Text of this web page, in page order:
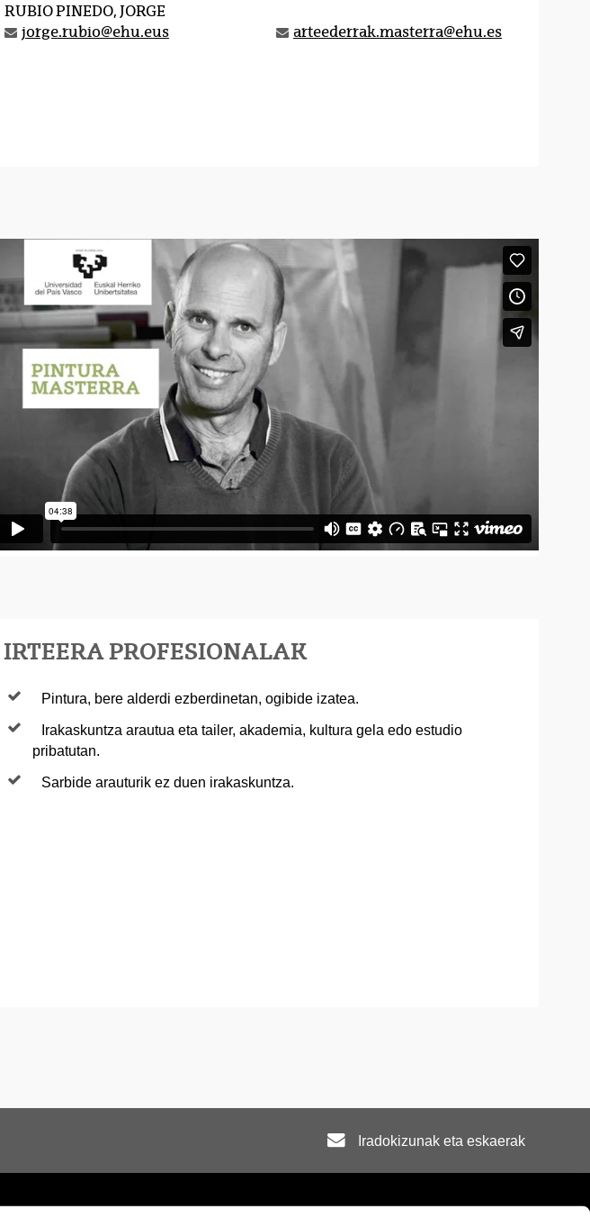
RUBIO PINEDO, JORGE
jorge.rubio@ehu.eus
arteederrak.masterra@ehu.es
IRTEERA PROFESIONALAK
Pintura, bere alderdi ezberdinetan, ogibide izatea.
Irakaskuntza arautua eta tailer, akademia, kultura gela edo estudio
pribatutan.
Sarbide arauturik ez duen irakaskuntza.
Iradokizunak eta eskaerak